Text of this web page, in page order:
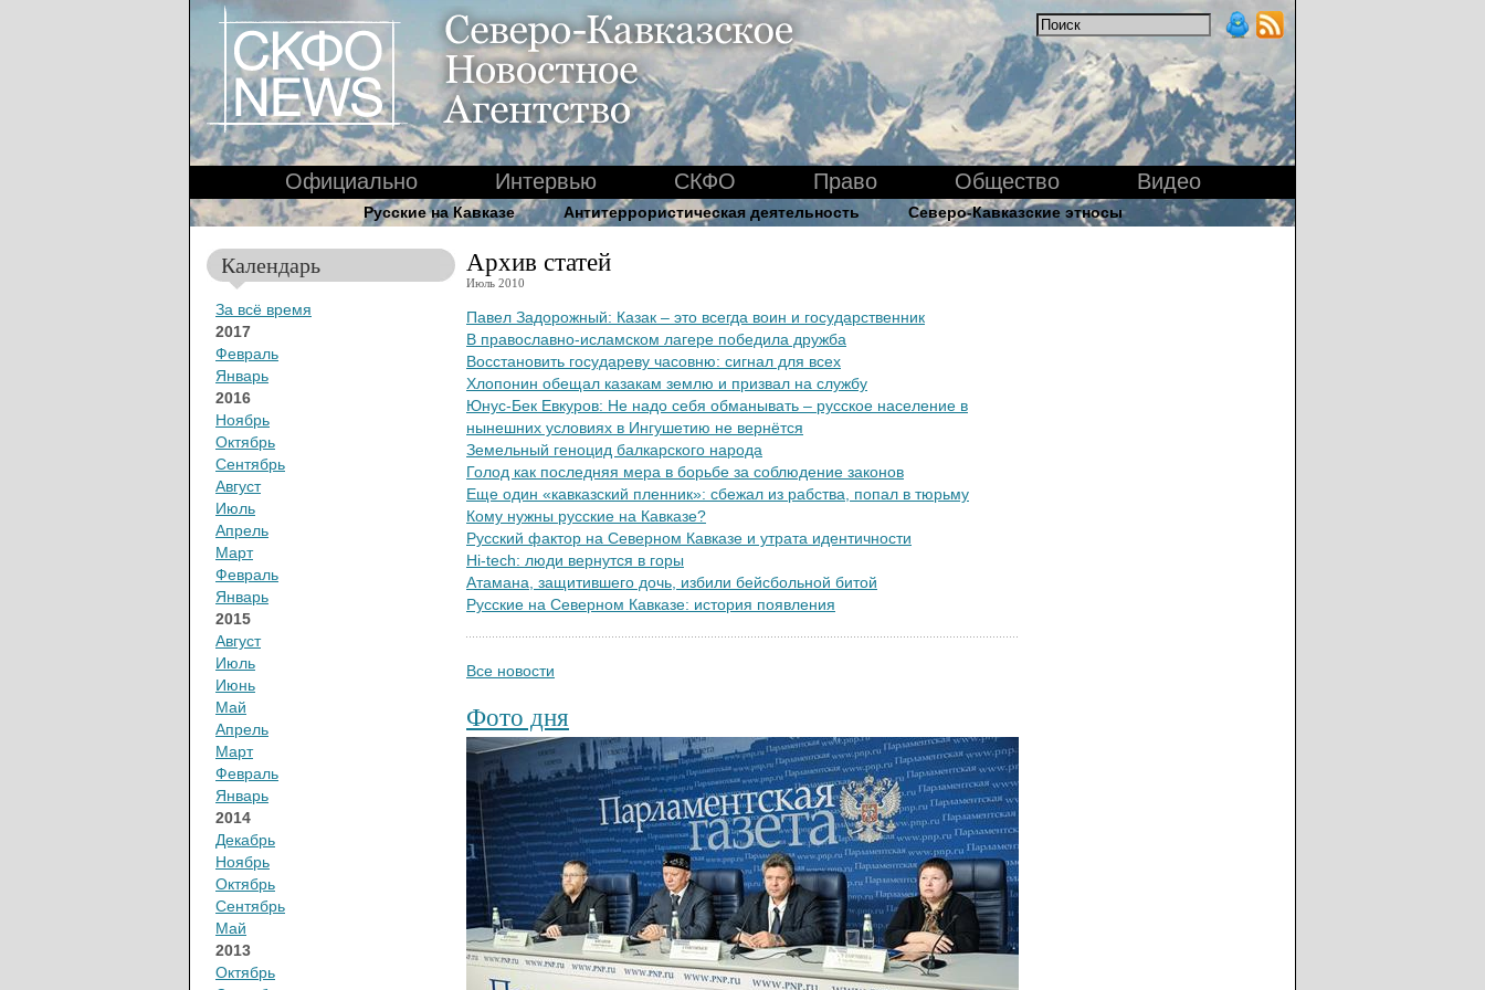
Официально Интервью СКФО Право Общество Видео
Русские на Кавказе Антитеррористическая деятельность Северо-Кавказские этносы
Календарь
За всё время
2017
Февраль
Январь
2016
Ноябрь
Октябрь
Сентябрь
Август
Июль
Апрель
Март
Февраль
Январь
2015
Август
Июль
Июнь
Май
Апрель
Март
Февраль
Январь
2014
Декабрь
Ноябрь
Октябрь
Сентябрь
Май
2013
Октябрь
Архив статей
Июль 2010
Павел Задорожный: Казак – это всегда воин и государственник
В православно-исламском лагере победила дружба
Восстановить государеву часовню: сигнал для всех
Хлопонин обещал казакам землю и призвал на службу
Юнус-Бек Евкуров: Не надо себя обманывать – русское население в
нынешних условиях в Ингушетию не вернётся
Земельный геноцид балкарского народа
Голод как последняя мера в борьбе за соблюдение законов
Еще один «кавказский пленник»: сбежал из рабства, попал в тюрьму
Кому нужны русские на Кавказе?
Русский фактор на Северном Кавказе и утрата идентичности
Hi-tech: люди вернутся в горы
Атамана, защитившего дочь, избили бейсбольной битой
Русские на Северном Кавказе: история появления
Все новости
Фото дня